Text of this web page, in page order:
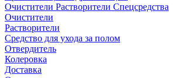
Очистители Растворители Спецсредства
Очистители
Растворители
Средство для ухода за полом
Отвердитель
Колеровка
Доставка